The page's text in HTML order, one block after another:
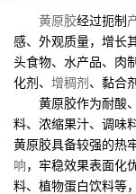
黄原胶经过扼制
感、外观质量，增长
头食物、水产品、肉
化剂、 增稠剂 、黏合
黄原胶作为耐酸、
料、浓缩果汁、调味
黄原胶具备较强的热
响，牢稳效果表面化
料、植物蛋白饮料等